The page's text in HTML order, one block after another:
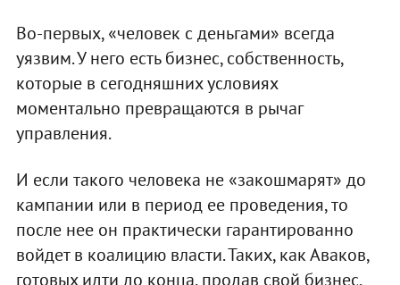
Во-первых, «человек с деньгами» всегда
уязвим. У него есть бизнес, собственность,
которые в сегодняшних условиях
моментально превращаются в рычаг
управления.
И если такого человека не «закошмарят» до
кампании или в период ее проведения, то
после нее он практически гарантированно
войдет в коалицию власти. Таких, как Аваков,
готовых идти до конца, продав свой бизнес,